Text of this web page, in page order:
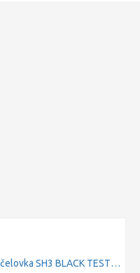
čelovka SH3 BLACK TEST IT, BLISTER